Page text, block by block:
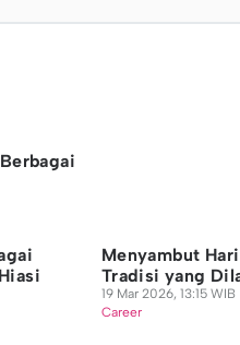
Menyambut
Tradisi yang
19 Mar 2026, 13:15 WIB
Career